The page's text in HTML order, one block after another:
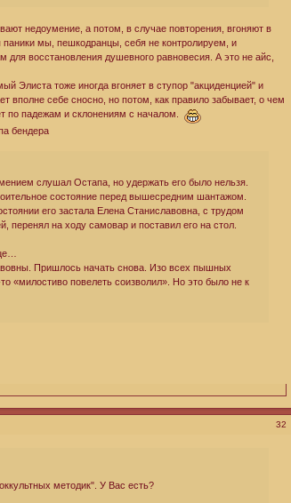
недоумение, а потом, в случае повторения, вгоняют в
паники мы, пешкодранцы, себя не контролируем, и
для восстановления душевного равновесия. А это не айс,
Элиста тоже иногда вгоняет в ступор "акциденцией" и
вполне себе сносно, но потом, как правило забывает, о чем
по падежам и склонениям с началом.
бендера
слушал Остапа, но удержать его было нельзя.
состояние перед вышесредним шантажом.
его застала Елена Станиславовна, с трудом
перенял на ходу самовар и поставил его на стол.
Пришлось начать снова. Изо всех пышных
«милостиво повелеть соизволил». Но это было не к
32
методик". У Вас есть?